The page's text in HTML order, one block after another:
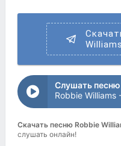
Слушать песню
Robbie Williams
Скачать песню Robbie
слушать онлайн!